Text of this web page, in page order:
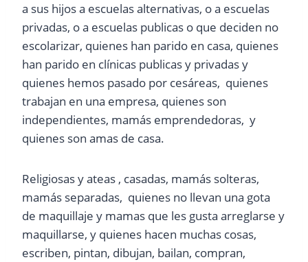
a sus hijos a escuelas alternativas, o a escuelas
privadas, o a escuelas publicas o que deciden no
escolarizar, quienes han parido en casa, quienes
han parido en clínicas publicas y privadas y
quienes hemos pasado por cesáreas, quienes
trabajan en una empresa, quienes son
independientes, mamás emprendedoras, y
quienes son amas de casa.
Religiosas y ateas , casadas, mamás solteras,
mamás separadas, quienes no llevan una gota
de maquillaje y mamas que les gusta arreglarse y
maquillarse, y quienes hacen muchas cosas,
escriben, pintan, dibujan, bailan, compran,